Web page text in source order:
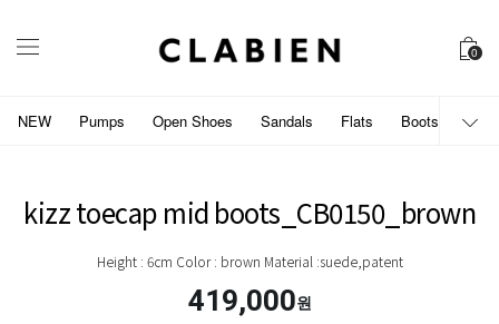
0
NEW Pumps Open Shoes Sandals Flats Boots 개
kizz toecap mid boots_CB0150_brown
Height : 6cm Color : brown Material :suede,patent
419,000원